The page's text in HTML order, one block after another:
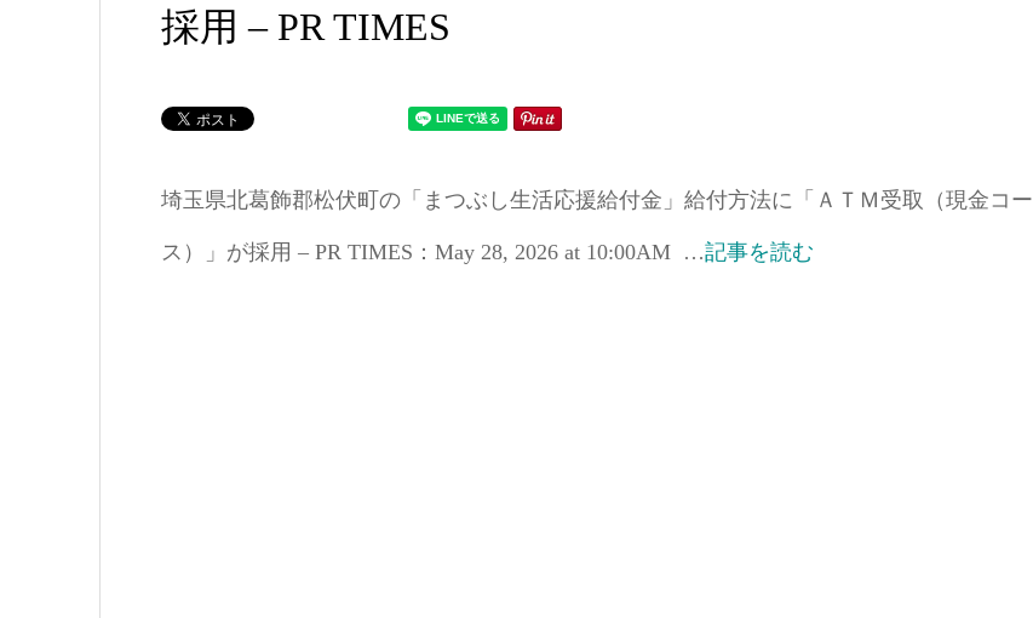
採用 – PR TIMES
埼玉県北葛飾郡松伏町の「まつぶし生活応援給付金」給付方法に「ＡＴＭ受取（現金コー
ス）」が採用 – PR TIMES：May 28, 2026 at 10:00AM …記事を読む